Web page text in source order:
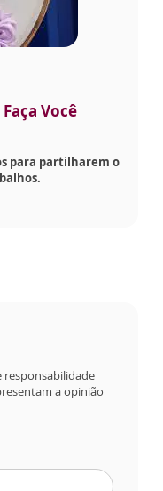
Você
para partilharem o
responsabilidade
a opinião